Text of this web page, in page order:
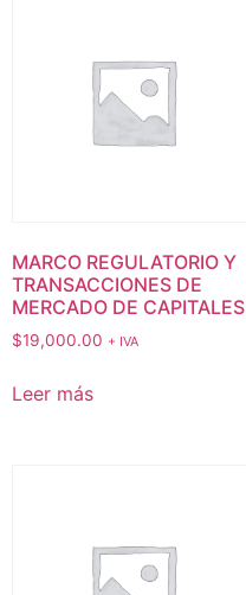
MARCO REGULATORIO Y
TRANSACCIONES DE
MERCADO DE CAPITALES
$19,000.00 + IVA
Leer más